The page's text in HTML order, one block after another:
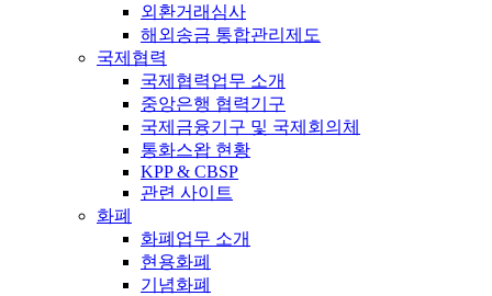
외환거래심사
해외송금 통합관리제도
국제협력
국제협력업무 소개
중앙은행 협력기구
국제금융기구 및 국제회의체
통화스왑 현황
KPP & CBSP
관련 사이트
화폐
화폐업무 소개
현용화폐
기념화폐